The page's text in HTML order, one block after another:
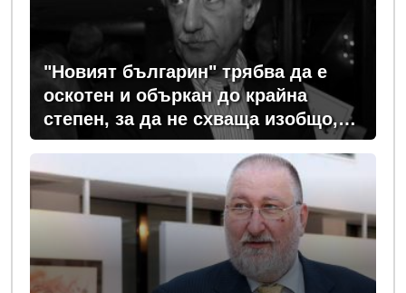
"Новият българин" трябва да е
оскотен и объркан до крайна
степен, за да не схваща изобщо,
какви хора се упражняват с него